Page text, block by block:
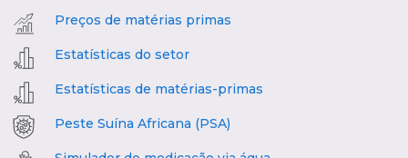
Preços de matérias primas
Estatísticas do setor
Estatísticas de matérias-primas
Peste Suína Africana (PSA)